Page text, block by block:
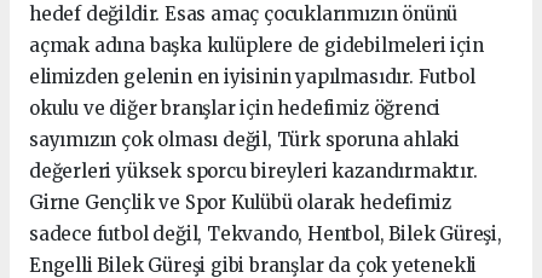
hedef değildir. Esas amaç çocuklarımızın önünü
açmak adına başka kulüplere de gidebilmeleri için
elimizden gelenin en iyisinin yapılmasıdır. Futbol
okulu ve diğer branşlar için hedefimiz öğrenci
sayımızın çok olması değil, Türk sporuna ahlaki
değerleri yüksek sporcu bireyleri kazandırmaktır.
Girne Gençlik ve Spor Kulübü olarak hedefimiz
sadece futbol değil, Tekvando, Hentbol, Bilek Güreşi,
Engelli Bilek Güreşi gibi branşlar da çok yetenekli